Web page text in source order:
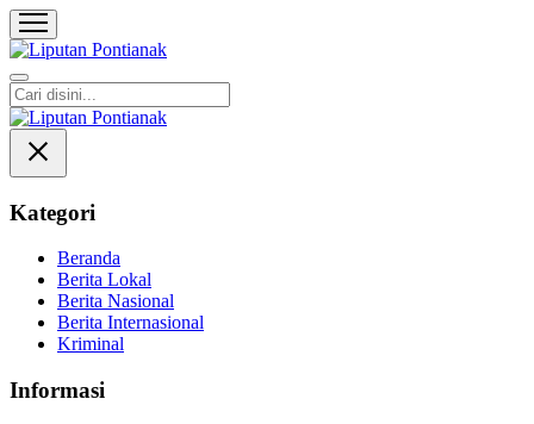
Liputan Pontianak
Berita Terkini dan TerUpdate
Kategori
Beranda
Berita Lokal
Berita Nasional
Berita Internasional
Kriminal
Informasi